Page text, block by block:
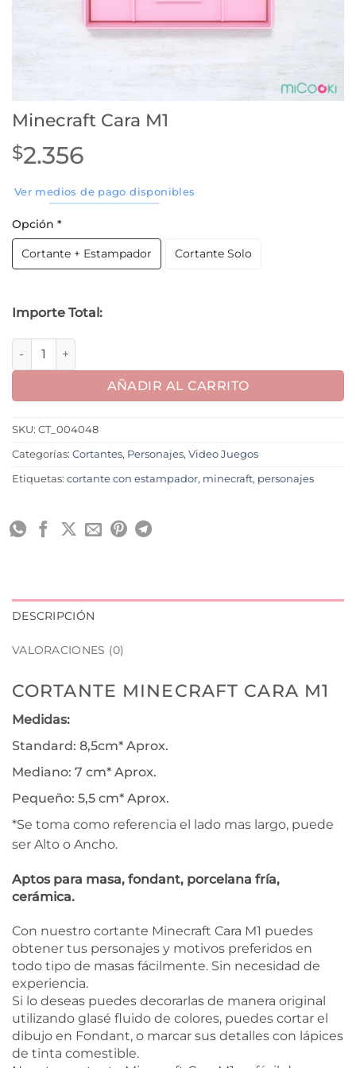
Minecraft Cara M1
$2.356
Ver medios de pago disponibles
Opción *
Cortante + Estampador Cortante Solo
Importe Total:
Minecraft Cara M1 cantidad
AÑADIR AL CARRITO
SKU: CT_004048
Categorías: Cortantes, Personajes, Video Juegos
Etiquetas: cortante con estampador, minecraft, personajes
DESCRIPCIÓN
VALORACIONES (0)
CORTANTE MINECRAFT CARA M1
Medidas:
Standard: 8,5cm* Aprox.
Mediano: 7 cm* Aprox.
Pequeño: 5,5 cm* Aprox.
*Se toma como referencia el lado mas largo, puede
ser Alto o Ancho.
Aptos para masa, fondant, porcelana fría,
cerámica.
Con nuestro cortante Minecraft Cara M1 puedes
obtener tus personajes y motivos preferidos en
todo tipo de masas fácilmente. Sin necesidad de
experiencia.
Si lo deseas puedes decorarlas de manera original
utilizando glasé fluido de colores, puedes cortar el
dibujo en Fondant, o marcar sus detalles con lápices
de tinta comestible.